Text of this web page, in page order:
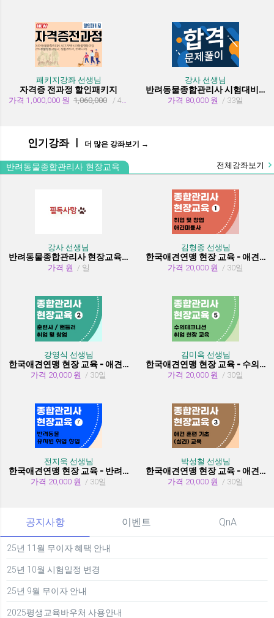
패키지강좌 선생님
자격증 전과정 할인패키지
가격 1,000,000 원 1,060,000 / 455일
강사 선생님
반려동물종합관리사 시험대비 유형문제 풀이
가격 80,000 원 / 33일
인기강좌 ㅣ 더 많은 강좌보기 →
반려동물종합관리사 현장교육 전체강좌보기
강사 선생님
반려동물종합관리사 현장교육 수강시 필독사항
가격 원 / 일
김형종 선생님
한국애견연맹 현장 교육 - 애견미용사 취업 및 창업
가격 20,000 원 / 30일
강영식 선생님
한국애견연맹 현장 교육 - 애견훈련사/핸들러 취업 및 창업
가격 20,000 원 / 30일
김미옥 선생님
한국애견연맹 현장 교육 - 수의테크니션(동물보건사) (취업 현장 교육)
가격 20,000 원 / 30일
전지욱 선생님
한국애견연맹 현장 교육 - 반려동물 유치원 취창업
가격 20,000 원 / 30일
박성철 선생님
한국애견연맹 현장 교육 - 애견 훈련 기초 (실견)
가격 20,000 원 / 30일
공지사항 이벤트 QnA
25년 11월 무이자 혜택 안내
25년 10월 시험일정 변경
25년 9월 무이자 안내
2025평생교육바우처 사용안내